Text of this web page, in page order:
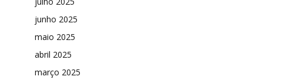
junho 2025
maio 2025
abril 2025
março 2025